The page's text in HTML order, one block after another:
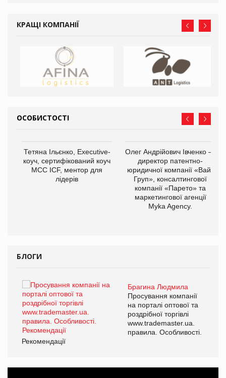
КРАЩІ КОМПАНІЇ
ОСОБИСТОСТІ
Тетяна Ільєнко, Executive-
коуч, сертифікований коуч
МСС ICF, ментор для
лідерів
Олег Андрійович Івченко —
директор патентно-
юридичної компанії «Вайз
Груп», консалтингової
компанії «Парето» та
маркетингової агенції
Myka Agency.
БЛОГИ
Брагина Людмила
Просування компанії
на порталі оптової та
роздрібної торгівлі
www.trademaster.ua.
правила. Особливості.
Рекомендації